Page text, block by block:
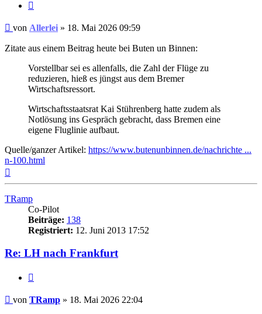
Ungelesener
von Allerlei » 18. Mai 2026 09:59
Zitate aus einem Beitrag heute bei Buten un Binnen:
Vorstellbar sei es allenfalls, die Zahl der Flüge zu
reduzieren, hieß es jüngst aus dem Bremer
Wirtschaftsressort.
Wirtschaftsstaatsrat Kai Stührenberg hatte zudem als
Notlösung ins Gespräch gebracht, dass Bremen eine
eigene Fluglinie aufbaut.
Quelle/ganzer Artikel: https://www.butenunbinnen.de/nachrichte ...
n-100.html
TRamp
Co-Pilot
Beiträge: 138
Registriert: 12. Juni 2013 17:52
Re: LH nach Frankfurt
Ungelesener
von TRamp » 18. Mai 2026 22:04